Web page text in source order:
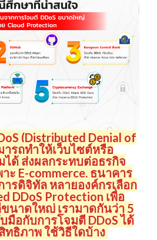
(Distributed Denial of
ารถทำให้เว็บไซต์หรือ
ด้ ส่งผลกระทบต่อธุรกิจ
ะ E-commerce, ธนาคาร
รดิจิทัล หลายองค์กรเลือก
DDoS Protection เพื่อ
นาดใหญ่ เรามาดูกันว่า 5
มือกับการโจมตี DDoS ได้
ทธิภาพ ใช้วิธีใดบ้าง